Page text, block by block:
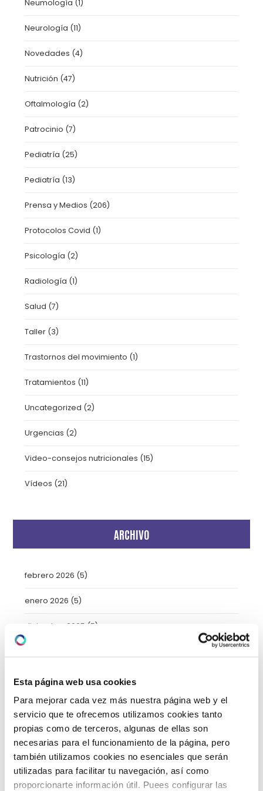
Esta página web usa cookies
Para mejorar cada vez más nuestra página web y el
servicio que te ofrecemos utilizamos cookies tanto
propias como de terceros, algunas de ellas son
necesarias para el funcionamiento de la página, pero
también utilizamos cookies no esenciales que serán
utilizadas para facilitar tu navegación, así como
proporcionarte información útil. Puees configurar las
Neumología (1)
Neurología (11)
Novedades (4)
Nutrición (47)
Oftalmología (2)
Patrocinio (7)
Pediatría (25)
Pediatría (13)
Prensa y Medios (206)
Protocolos Covid (1)
Psicología (2)
Radiología (1)
Salud (7)
Taller (3)
Trastornos del movimiento (1)
Tratamientos (11)
Uncategorized (2)
Urgencias (2)
Video-consejos nutricionales (15)
Vídeos (21)
ARCHIVO
febrero 2026 (5)
enero 2026 (5)
diciembre 2025 (5)
octubre 2025 (8)
septiembre 2025 (2)
agosto 2025(2)
julio 2025(7)
junio 2025